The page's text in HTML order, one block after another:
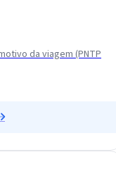
da viagem (PNTP